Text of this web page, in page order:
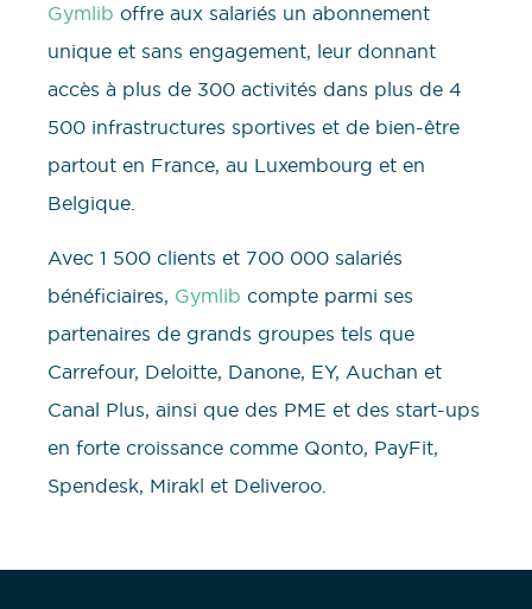
Gymlib offre aux salariés un abonnement
unique et sans engagement, leur donnant
accès à plus de 300 activités dans plus de 4
500 infrastructures sportives et de bien-être
partout en France, au Luxembourg et en
Belgique.
Avec 1 500 clients et 700 000 salariés
bénéficiaires, Gymlib compte parmi ses
partenaires de grands groupes tels que
Carrefour, Deloitte, Danone, EY, Auchan et
Canal Plus, ainsi que des PME et des start-ups
en forte croissance comme Qonto, PayFit,
Spendesk, Mirakl et Deliveroo.